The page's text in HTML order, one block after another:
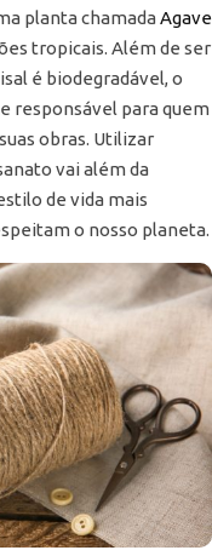
planta chamadaAgave
tropicais. Além de ser
é biodegradável, o
responsável para quem
obras. Utilizar
vai além da
de vida mais
o nosso planeta.